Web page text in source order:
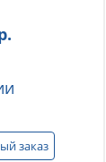
заказ